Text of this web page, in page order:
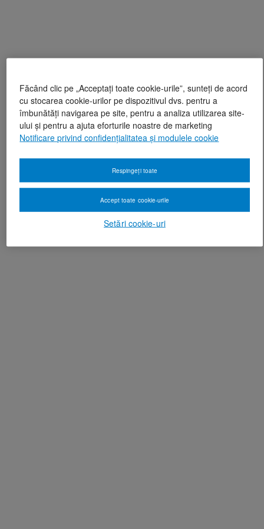
Făcând clic pe „Acceptați toate cookie-urile”, sunteți de acord
cu stocarea cookie-urilor pe dispozitivul dvs. pentru a
îmbunătăți navigarea pe site, pentru a analiza utilizarea site-
ului și pentru a ajuta eforturile noastre de marketing
Notificare privind confidențialitatea și modulele cookie
Setări cookie-uri
Respingeți toate
Accept toate cookie-urile